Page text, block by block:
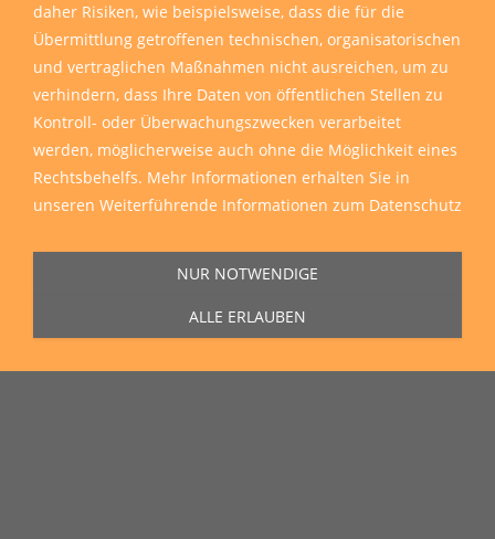
Sie erreichen uns Montag bis Freitag von 11:00 Uhr bis 16:00 Uhr unter
der Rufnummer0271 77 00 10 50
in unserem Showroom in der Hagener
daher Risiken, wie beispielsweise, dass die für die
Übermittlung getroffenen technischen, organisatorischen
und vertraglichen Maßnahmen nicht ausreichen, um zu
verhindern, dass Ihre Daten von öffentlichen Stellen zu
Kontroll- oder Überwachungszwecken verarbeitet
werden, möglicherweise auch ohne die Möglichkeit eines
Rechtsbehelfs. Mehr Informationen erhalten Sie in
unseren Weiterführende Informationen zum Datenschutz
NUR NOTWENDIGE
ALLE ERLAUBEN